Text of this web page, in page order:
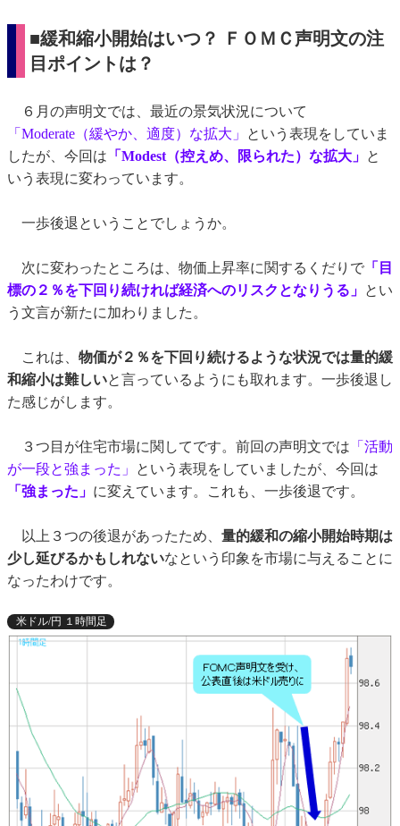
■緩和縮小開始はいつ？ ＦＯＭＣ声明文の注
目ポイントは？
６月の声明文では、最近の景気状況について
「Moderate（緩やか、適度）な拡大」
という表現をしていま
したが、今回は 「Modest（控えめ、限られた）な拡大」 と
いう表現に変わっています。
一歩後退ということでしょうか。
次に変わったところは、物価上昇率に関するくだりで 「目
標の２％を下回り続ければ経済へのリスクとなりうる」 とい
う文言が新たに加わりました。
これは、 物価が２％を下回り続けるような状況では量的緩
和縮小は難しいと言っているようにも取れます。一歩後退し
た感じがします。
３つ目が住宅市場に関してです。前回の声明文では 「活動
が一段と強まった」
という表現をしていましたが、今回は
「強まった」 に変えています。これも、一歩後退です。
以上３つの後退があったため、 量的緩和の縮小開始時期は
少し延びるかもしれないなという印象を市場に与えることに
なったわけです。
米ドル/円 １時間足